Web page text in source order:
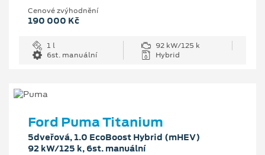
Cenové zvýhodnění
190 000 Kč
1 l
92 kW/125 k
6st. manuální
Hybrid
Ford Puma Titanium
5dveřová, 1.0 EcoBoost Hybrid (mHEV)
92 kW/125 k, 6st. manuální